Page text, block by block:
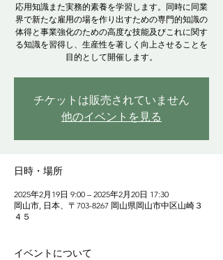
応用知識また実務的素養を学習します。同時に同業
界で新たな雇用の場を作り出すための専門的知識の
体得と事業強化のための高度な技能及びこれに関す
る知識を習得し、生産性を著しく向上させることを
目的として開催します。
チケットは販売されていません
他のイベントを見る
日時・場所
2025年2月19日 9:00 – 2025年2月20日 17:30
岡山市, 日本、〒703-8267 岡山県岡山市中区山崎３
４５
イベントについて